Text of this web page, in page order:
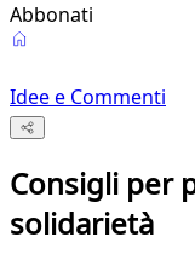
Abbonati
Idee e Commenti
Consigli per
solidarietà